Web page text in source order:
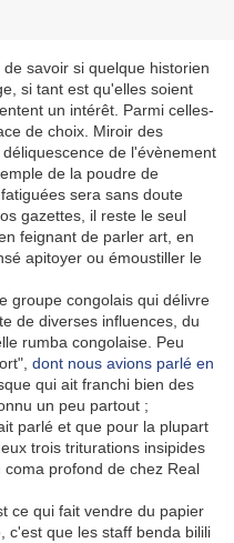
savoir si quelque historien
si tant est qu'elles soient
un intérêt. Parmi celles-
de choix. Miroir des
de l'évènement
de la poudre de
sera sans doute
gazettes, il reste le seul
feignant de parler art, en
apitoyer ou émoustiller le
groupe congolais qui délivre
de diverses influences, du
rumba congolaise. Peu
dont nous avions parlé en
qui ait franchi bien des
un peu partout ;
parlé et que pour la plupart
trois triturations insipides
profond de chez Real
ce qui fait vendre du papier
c'est que les staff benda bilili